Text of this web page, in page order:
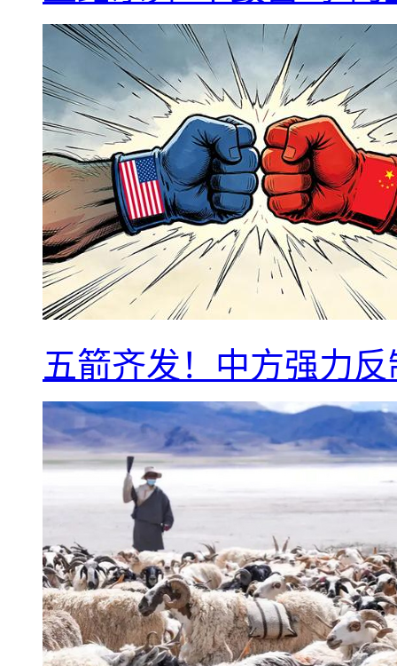
五箭齐发！中方强力